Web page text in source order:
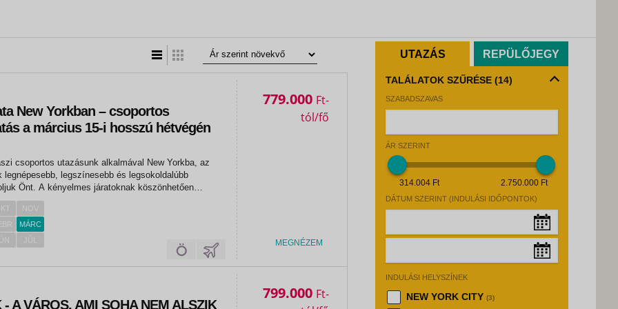
UTAZÁS REPÜLŐJEGY
TALÁLATOK SZŰRÉSE (14)
SZABADSZAVAS
ÁR SZERINT
314.004 Ft 2.750.000 Ft
DÁTUM SZERINT (INDULÁSI IDŐPONTOK)
Hé
Ke Sz Cs
27
31
«
INDULÁSI HELYSZÍNEK
NEW YORK CITY (3)
New Yorkban – csoportos
a március 15-i hosszú hétvégén
csoportos utazásunk alkalmával New Yorkba, az
legnépesebb, legszínesebb és legsokoldalúbb
Önt. A kényelmes járatoknak köszönhetően
az óceánt, és máris egy varázslatos világba
York felhőkarcolói és...
NOV
MÁRC
JÚL
779.000 Ft
MEGNÉZEM
- A VÁROS, AMI SOHA NEM ALSZIK
799.000 Ft